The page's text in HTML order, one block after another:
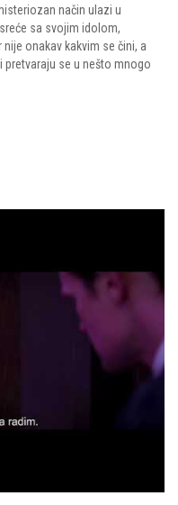
način ulazi u
sa svojim idolom,
onakav kakvim se čini, a
se u nešto mnogo